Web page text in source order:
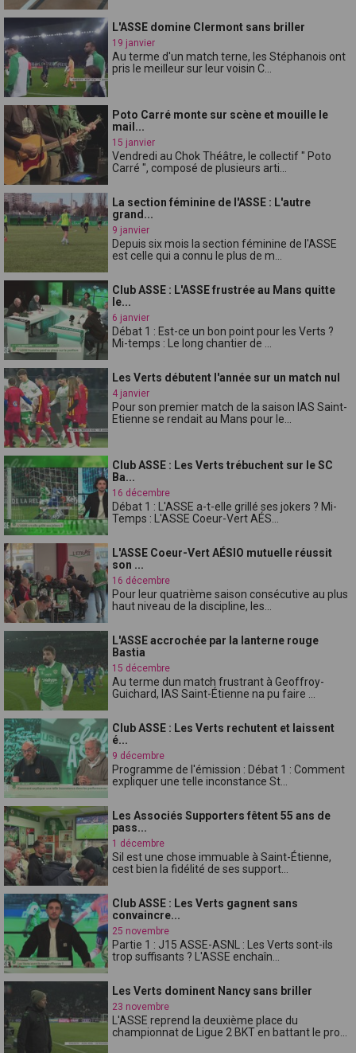
L'ASSE domine Clermont sans briller
19 janvier
Au terme d'un match terne, les Stéphanois ont
pris le meilleur sur leur voisin C...
Poto Carré monte sur scène et mouille le
mail...
15 janvier
Vendredi au Chok Théâtre, le collectif " Poto
Carré ", composé de plusieurs arti...
La section féminine de l'ASSE : L'autre
grand...
9 janvier
Depuis six mois la section féminine de l'ASSE
est celle qui a connu le plus de m...
Club ASSE : L'ASSE frustrée au Mans quitte
le...
6 janvier
Débat 1 : Est-ce un bon point pour les Verts ?
Mi-temps : Le long chantier de ...
Les Verts débutent l'année sur un match nul
4 janvier
Pour son premier match de la saison lAS Saint-
Etienne se rendait au Mans pour le...
Club ASSE : Les Verts trébuchent sur le SC
Ba...
16 décembre
Débat 1 : L'ASSE a-t-elle grillé ses jokers ? Mi-
Temps : L'ASSE Coeur-Vert AÉS...
L'ASSE Coeur-Vert AÉSIO mutuelle réussit
son ...
16 décembre
Pour leur quatrième saison consécutive au plus
haut niveau de la discipline, les...
L'ASSE accrochée par la lanterne rouge
Bastia
15 décembre
Au terme dun match frustrant à Geoffroy-
Guichard, lAS Saint-Étienne na pu faire ...
Club ASSE : Les Verts rechutent et laissent
é...
9 décembre
Programme de l'émission : Débat 1 : Comment
expliquer une telle inconstance St...
Les Associés Supporters fêtent 55 ans de
pass...
1 décembre
Sil est une chose immuable à Saint-Étienne,
cest bien la fidélité de ses support...
Club ASSE : Les Verts gagnent sans
convaincre...
25 novembre
Partie 1 : J15 ASSE-ASNL : Les Verts sont-ils
trop suffisants ? L'ASSE enchaîn...
Les Verts dominent Nancy sans briller
23 novembre
L'ASSE reprend la deuxième place du
championnat de Ligue 2 BKT en battant le pro...